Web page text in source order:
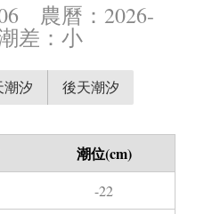
農曆：2026-
差：小
潮汐 後天潮汐
潮位(cm)
-22